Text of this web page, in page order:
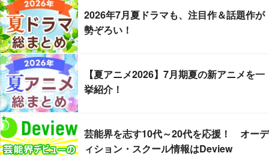
2026年7月夏ドラマも、注目作＆話題作が
勢ぞろい！
【夏アニメ2026】7月期夏の新アニメを一
挙紹介！
芸能界を志す10代～20代を応援！ オーデ
ィション・スクール情報はDeview